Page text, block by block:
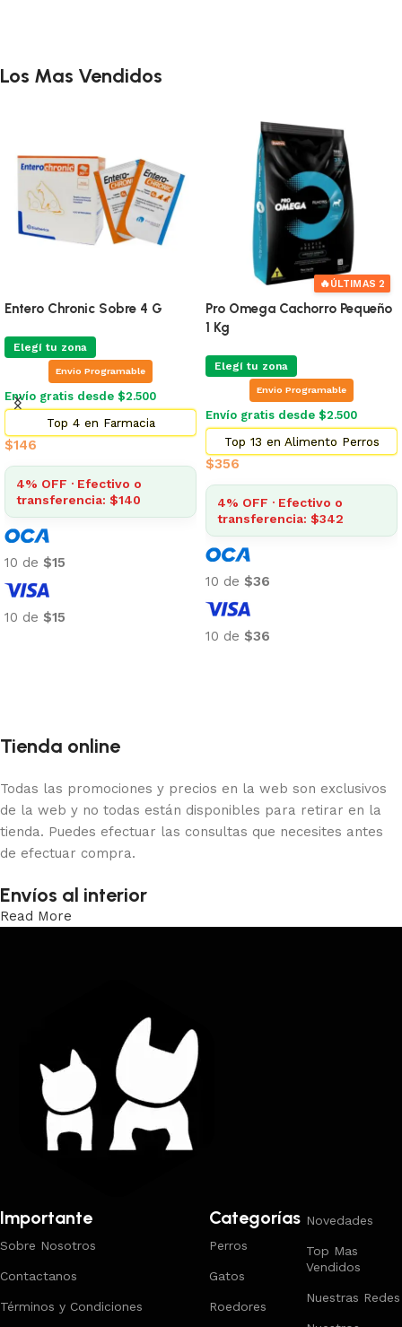
Los Mas Vendidos
Entero Chronic Sobre 4 G
Elegí tu zona
Envio Programable
Envío gratis desde $2.500
Top 4 en Farmacia
$146
4% OFF · Efectivo o
transferencia: $140
10 de $15
10 de $15
🔥ÚLTIMAS 2
Pro Omega Cachorro Pequeño
1 Kg
Elegí tu zona
Envio Programable
Envío gratis desde $2.500
Top 13 en Alimento Perros
$356
4% OFF · Efectivo o
transferencia: $342
10 de $36
10 de $36
Tienda online
Todas las promociones y precios en la web son exclusivos
de la web y no todas están disponibles para retirar en la
tienda. Puedes efectuar las consultas que necesites antes
de efectuar compra.
Envíos al interior
Read More
Importante
Sobre Nosotros
Contactanos
Términos y Condiciones
Categorías
Perros
Gatos
Roedores
Novedades
Top Mas
Vendidos
Nuestras Redes